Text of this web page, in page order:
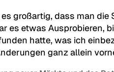
großartig, dass man
es etwas Ausprobieren,
hatte, was ich
ganz allein